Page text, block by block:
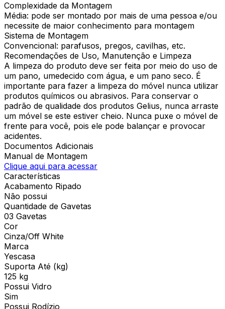
Complexidade da Montagem
Média: pode ser montado por mais de uma pessoa e/ou
necessite de maior conhecimento para montagem
Sistema de Montagem
Convencional: parafusos, pregos, cavilhas, etc.
Recomendações de Uso, Manutenção e Limpeza
A limpeza do produto deve ser feita por meio do uso de
um pano, umedecido com água, e um pano seco. É
importante para fazer a limpeza do móvel nunca utilizar
produtos químicos ou abrasivos. Para conservar o
padrão de qualidade dos produtos Gelius, nunca arraste
um móvel se este estiver cheio. Nunca puxe o móvel de
frente para você, pois ele pode balançar e provocar
acidentes.
Documentos Adicionais
Manual de Montagem
Clique aqui para acessar
Características
Acabamento Ripado
Não possui
Quantidade de Gavetas
03 Gavetas
Cor
Cinza/Off White
Marca
Yescasa
Suporta Até (kg)
125 kg
Possui Vidro
Sim
Possui Rodízio